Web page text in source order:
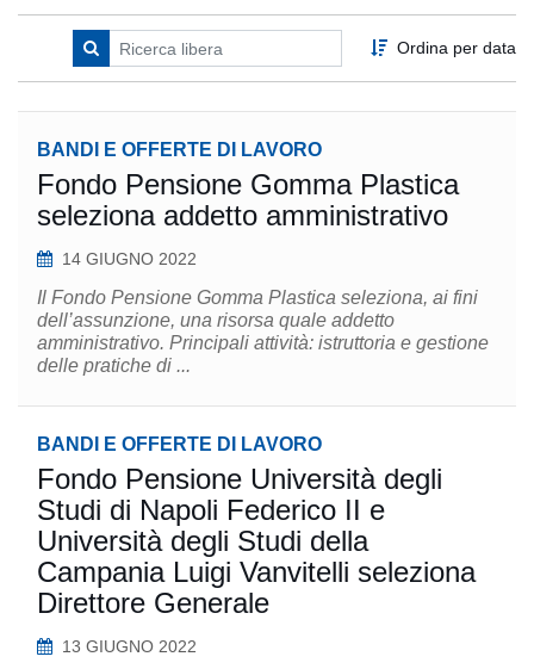
Ordina per data
BANDI E OFFERTE DI LAVORO
Fondo Pensione Gomma Plastica
seleziona addetto amministrativo
14 GIUGNO 2022
Il Fondo Pensione Gomma Plastica seleziona, ai fini
dell’assunzione, una risorsa quale addetto
amministrativo. Principali attività: istruttoria e gestione
delle pratiche di ...
BANDI E OFFERTE DI LAVORO
Fondo Pensione Università degli
Studi di Napoli Federico II e
Università degli Studi della
Campania Luigi Vanvitelli seleziona
Direttore Generale
13 GIUGNO 2022